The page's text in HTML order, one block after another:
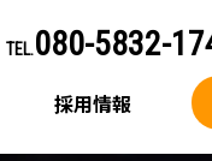
TEL.080-5832-
採用情報